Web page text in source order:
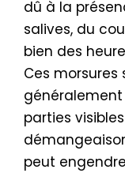
dû à la
salives, du
bien des
Ces
parties
peut